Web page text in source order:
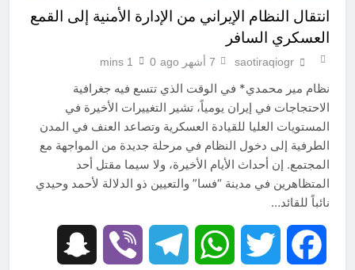
انتقال النظام الإيراني من الإدارة الأمنية إلى القمع
العسكري السافر
saotiraqiogr 7 أشهر ago 0
1 mins
نظام مير محمدي* في الوقت الذي تتسع فيه جغرافية
الاحتجاجات في إيران يومياً، تشير التغييرات الأخيرة في
المستويات العليا للقيادة العسكرية وتصاعد العنف في المدن
الطرفية إلى دخول النظام في مرحلة جديدة من المواجهة مع
المجتمع. إن أحداث الأيام الأخيرة، ولا سيما مقتل أحد
المتظاهرين في مدينة “فسا” والتعيين ذو الدلالة لأحمد وحيدي
نائباً للقائد…
Facebook
Twitter
WhatsApp
Telegram
Viber